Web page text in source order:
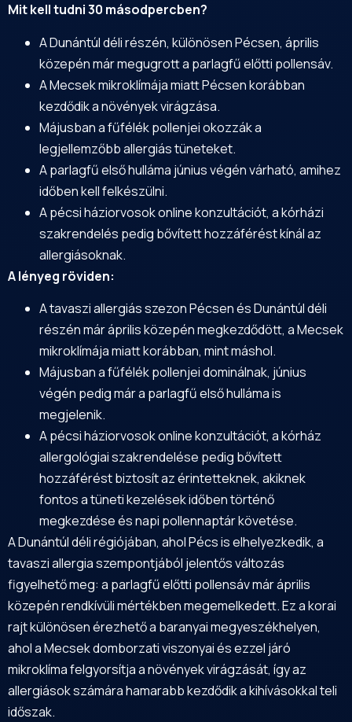
Mit kell tudni 30 másodpercben?
A Dunántúl déli részén, különösen Pécsen, április
közepén már megugrott a parlagfű előtti pollensáv.
AMecsekmikroklímája miatt Pécsen korábban
kezdődik a növények virágzása.
Májusban a fűfélék pollenjei okozzák a
legjellemzőbb allergiás tüneteket.
A parlagfű első hulláma június végén várható, amihez
időben kell felkészülni.
A pécsi háziorvosok online konzultációt, a kórházi
szakrendelés pedig bővített hozzáférést kínál az
allergiásoknak.
A lényeg röviden:
A tavaszi allergiás szezon Pécsen és Dunántúl déli
részén már április közepén megkezdődött, a Mecsek
mikroklímája miatt korábban, mint máshol.
Májusban a fűfélék pollenjei dominálnak, június
végén pedig már a parlagfű első hulláma is
megjelenik.
A pécsi háziorvosok online konzultációt, a kórház
allergológiai szakrendelése pedig bővített
hozzáférést biztosít az érintetteknek, akiknek
fontos a tüneti kezelések időben történő
megkezdése és napi pollennaptár követése.
A Dunántúl déli régiójában, ahol Pécs is elhelyezkedik, a
tavaszi allergia szempontjából jelentős változás
figyelhető meg: a parlagfű előtti pollensáv már április
közepén rendkívüli mértékben megemelkedett. Ez a korai
rajt különösen érezhető a baranyai megyeszékhelyen,
ahol a Mecsek domborzati viszonyai és ezzel járó
mikroklíma felgyorsítja a növények virágzását, így az
allergiások számára hamarabb kezdődik a kihívásokkal teli
időszak.